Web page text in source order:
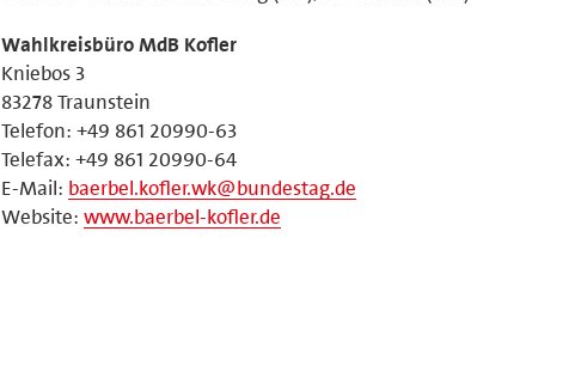
Wahlkreisbüro MdB Kofler
Kniebos 3
83278 Traunstein
Telefon: +49 861 20990-63
Telefax: +49 861 20990-64
E-Mail: baerbel.kofler.wk@bundestag.de
Website: www.baerbel-kofler.de